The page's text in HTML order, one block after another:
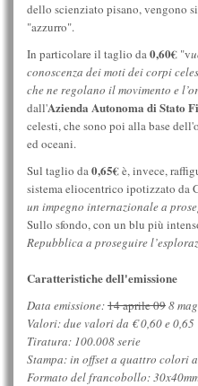
dello scienziato pisano, vengono
"azzurro".
In particolare il taglio da0,60€ "v
conoscenza dei moti dei corpi
che ne regolano il movimento e
dall'Azienda Autonoma di Stato
celesti, che sono poi alla base
ed oceani.
Sul taglio da0,65€è, invece,
sistema eliocentrico ipotizzato da
un impegno internazionale a
Sullo sfondo, con un blu più
Repubblica a proseguire
Caratteristiche dell'emissione
Data emissione:14 aprile 098
Valori: due valori da € 0,60 e 0,65
Tiratura: 100.008 serie
Stampa: in offset a quattro colori
Formato del francobollo: